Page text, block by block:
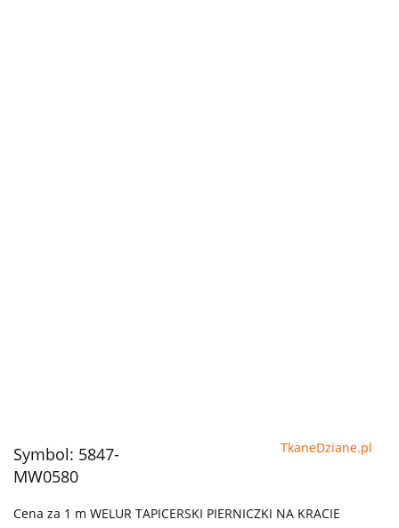
Symbol: 5847-
MW0580
TkaneDziane.pl
Cena za 1 m WELUR TAPICERSKI PIERNICZKI NA KRACIE